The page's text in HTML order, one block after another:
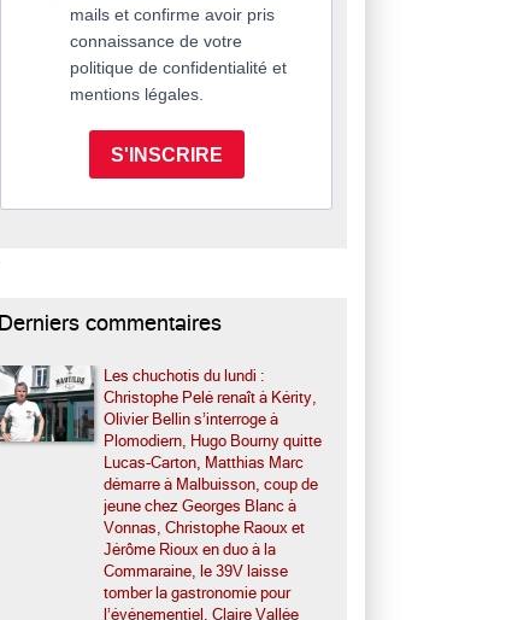
mails et confirme avoir pris
connaissance de votre
politique de confidentialité et
mentions légales.
S'INSCRIRE
Derniers commentaires
Les chuchotis du lundi :
Christophe Pelé renaît à Kérity,
Olivier Bellin s’interroge à
Plomodiern, Hugo Bourny quitte
Lucas-Carton, Matthias Marc
démarre à Malbuisson, coup de
jeune chez Georges Blanc à
Vonnas, Christophe Raoux et
Jérôme Rioux en duo à la
Commaraine, le 39V laisse
tomber la gastronomie pour
l’événementiel, Claire Vallée